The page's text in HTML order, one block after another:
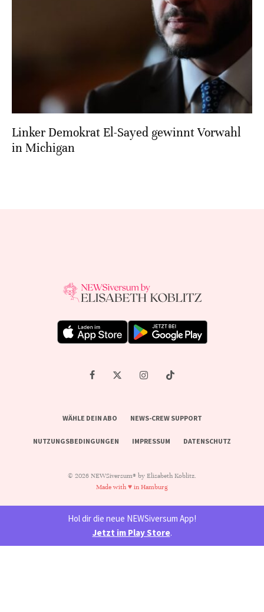
Linker Demokrat El-Sayed gewinnt Vorwahl
in Michigan
WÄHLE DEIN ABO NEWS-CREW SUPPORT
NUTZUNGSBEDINGUNGEN IMPRESSUM DATENSCHUTZ
© 2026 NEWSiversum® by Elisabeth Koblitz.
Made with ♥ in Hamburg
Hol dir die neue NEWSiversum App!
Jetzt im Play Store.